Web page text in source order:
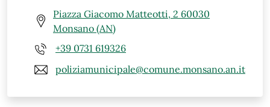
Piazza Giacomo Matteotti, 2 60030
Monsano (AN)
+39 0731 619326
poliziamunicipale@comune.monsano.an.it